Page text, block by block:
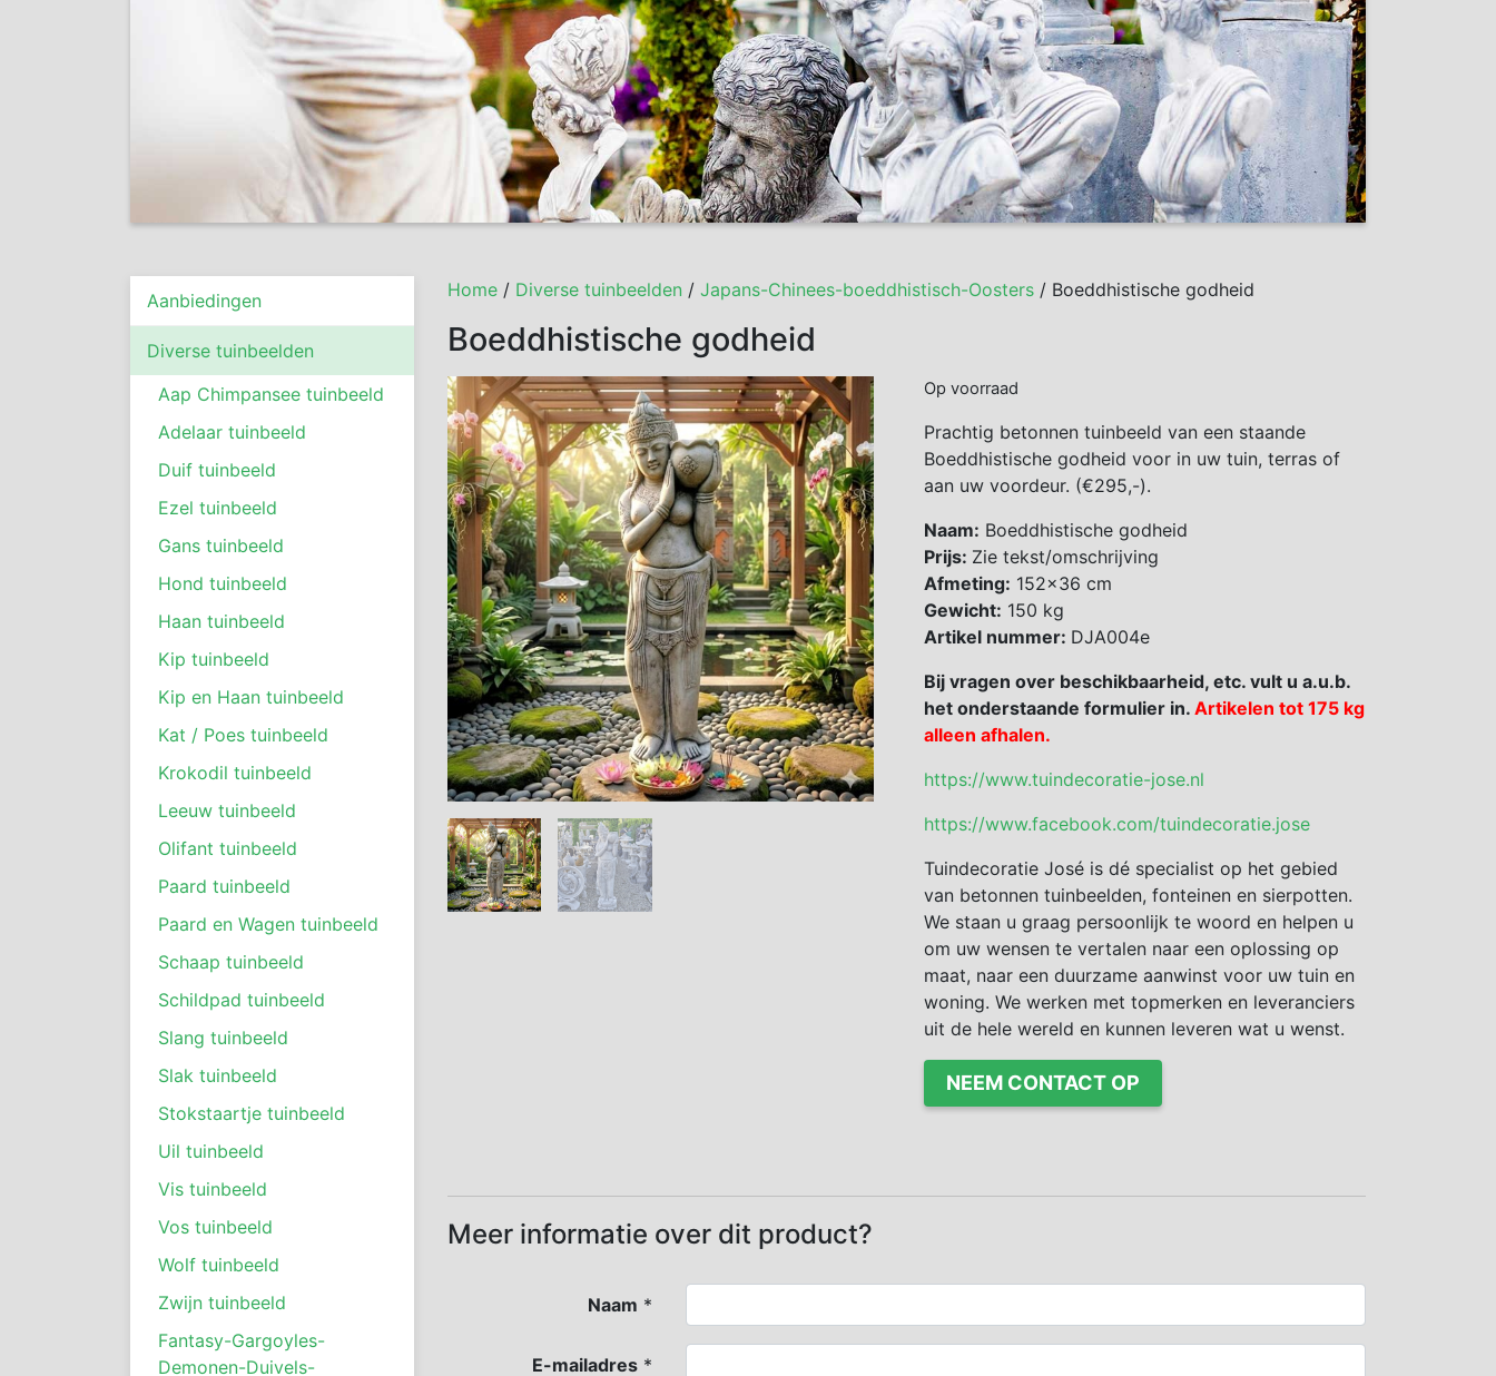
Aanbiedingen
Diverse tuinbeelden
Aap Chimpansee tuinbeeld
Adelaar tuinbeeld
Duif tuinbeeld
Ezel tuinbeeld
Gans tuinbeeld
Hond tuinbeeld
Haan tuinbeeld
Kip tuinbeeld
Kip en Haan tuinbeeld
Kat / Poes tuinbeeld
Krokodil tuinbeeld
Leeuw tuinbeeld
Olifant tuinbeeld
Paard tuinbeeld
Paard en Wagen tuinbeeld
Schaap tuinbeeld
Schildpad tuinbeeld
Slang tuinbeeld
Slak tuinbeeld
Stokstaartje tuinbeeld
Uil tuinbeeld
Vis tuinbeeld
Vos tuinbeeld
Wolf tuinbeeld
Zwijn tuinbeeld
Fantasy-Gargoyles-
Demonen-Duivels-
Home / Diverse tuinbeelden / Japans-Chinees-boeddhistisch-Oosters / Boeddhistische godheid
Boeddhistische godheid
Op voorraad
Prachtig betonnen tuinbeeld van een staande
Boeddhistische godheid voor in uw tuin, terras of
aan uw voordeur. (€295,-).
Naam: Boeddhistische godheid
Prijs: Zie tekst/omschrijving
Afmeting: 152×36 cm
Gewicht: 150 kg
Artikel nummer: DJA004e
Bij vragen over beschikbaarheid, etc. vult u a.u.b.
het onderstaande formulier in. Artikelen tot 175 kg
alleen afhalen.
https://www.tuindecoratie-jose.nl
https://www.facebook.com/tuindecoratie.jose
Tuindecoratie José is dé specialist op het gebied
van betonnen tuinbeelden, fonteinen en sierpotten.
We staan u graag persoonlijk te woord en helpen u
om uw wensen te vertalen naar een oplossing op
maat, naar een duurzame aanwinst voor uw tuin en
woning. We werken met topmerken en leveranciers
uit de hele wereld en kunnen leveren wat u wenst.
NEEM CONTACT OP
Meer informatie over dit product?
Naam *
E-mailadres*